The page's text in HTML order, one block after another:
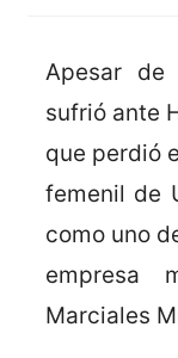
Apesar
sufrió ante
que perdió
femenil de
como uno
empresa
Marciales